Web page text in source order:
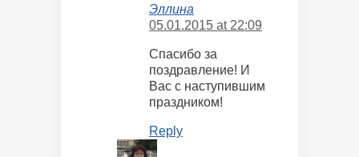
Эллина
05.01.2015 at 22:09
Спасибо за
поздравление! И
Вас с наступившим
праздником!
Reply